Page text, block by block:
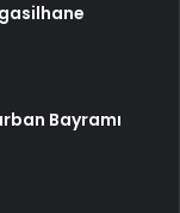
Bayramı